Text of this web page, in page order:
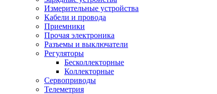
Измерительные устройства
Кабели и провода
Приемники
Прочая электроника
Разъемы и выключатели
Регуляторы
Бесколлекторные
Коллекторные
Сервоприводы
Телеметрия